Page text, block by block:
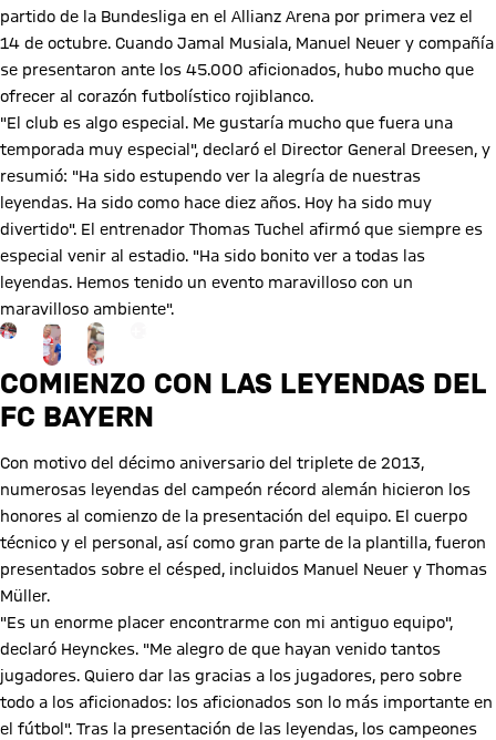
partido de la Bundesliga en el Allianz Arena por primera vez el
14 de octubre. Cuando Jamal Musiala, Manuel Neuer y compañía
se presentaron ante los 45.000 aficionados, hubo mucho que
ofrecer al corazón futbolístico rojiblanco.
"El club es algo especial. Me gustaría mucho que fuera una
temporada muy especial", declaró el Director General Dreesen, y
resumió: "Ha sido estupendo ver la alegría de nuestras
leyendas. Ha sido como hace diez años. Hoy ha sido muy
divertido". El entrenador Thomas Tuchel afirmó que siempre es
especial venir al estadio. "Ha sido bonito ver a todas las
leyendas. Hemos tenido un evento maravilloso con un
maravilloso ambiente".
Ir a la página de la galería: Ver galería
COMIENZO CON LAS LEYENDAS DEL
FC BAYERN
Con motivo del décimo aniversario del triplete de 2013,
numerosas leyendas del campeón récord alemán hicieron los
honores al comienzo de la presentación del equipo. El cuerpo
técnico y el personal, así como gran parte de la plantilla, fueron
presentados sobre el césped, incluidos Manuel Neuer y Thomas
Müller.
"Es un enorme placer encontrarme con mi antiguo equipo",
declaró Heynckes. "Me alegro de que hayan venido tantos
jugadores. Quiero dar las gracias a los jugadores, pero sobre
todo a los aficionados: los aficionados son lo más importante en
el fútbol". Tras la presentación de las leyendas, los campeones